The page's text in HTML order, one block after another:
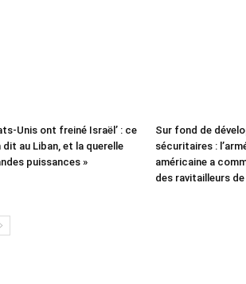
Unis ont freiné Israël’ : ce
dit au Liban, et la querelle
puissances »
Sur fond de
sécuritaires :
américaine a
des ravitailleurs de